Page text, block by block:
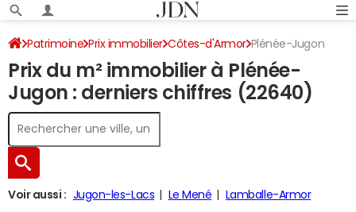
Patrimoine Prix immobilier Côtes-d'Armor Plénée-Jugon
Prix du m² immobilier à Plénée-
Jugon : derniers chiffres (22640)
Voir aussi : Jugon-les-Lacs Le Mené Lamballe-Armor